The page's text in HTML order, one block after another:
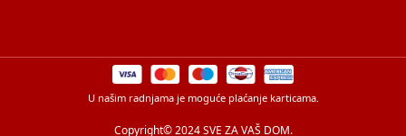
U našim radnjama je moguće plaćanje karticama.
Copyright© 2024 SVE ZA VAŠ DOM.